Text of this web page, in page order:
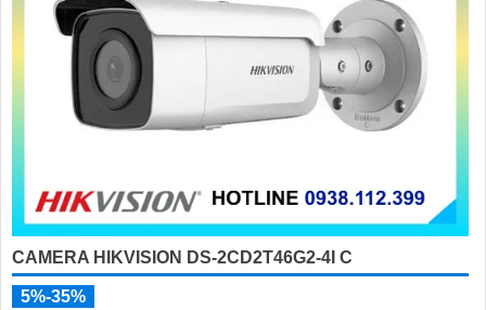
CAMERA HIKVISION DS-2CD2T46G2-4I C
5%-35%